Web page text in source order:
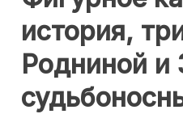
история,
Родниной и